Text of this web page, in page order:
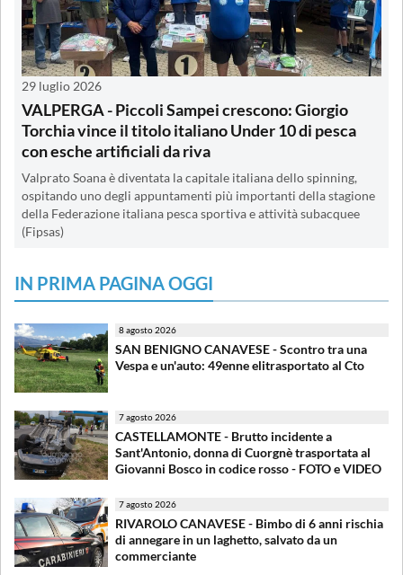
29 luglio 2026
VALPERGA - Piccoli Sampei crescono: Giorgio
Torchia vince il titolo italiano Under 10 di pesca
con esche artificiali da riva
Valprato Soana è diventata la capitale italiana dello spinning,
ospitando uno degli appuntamenti più importanti della stagione
della Federazione italiana pesca sportiva e attività subacquee
(Fipsas)
IN PRIMA PAGINA OGGI
8 agosto 2026
SAN BENIGNO CANAVESE - Scontro tra una
Vespa e un'auto: 49enne elitrasportato al Cto
7 agosto 2026
CASTELLAMONTE - Brutto incidente a
Sant'Antonio, donna di Cuorgnè trasportata al
Giovanni Bosco in codice rosso - FOTO e VIDEO
7 agosto 2026
RIVAROLO CANAVESE - Bimbo di 6 anni rischia
di annegare in un laghetto, salvato da un
commerciante